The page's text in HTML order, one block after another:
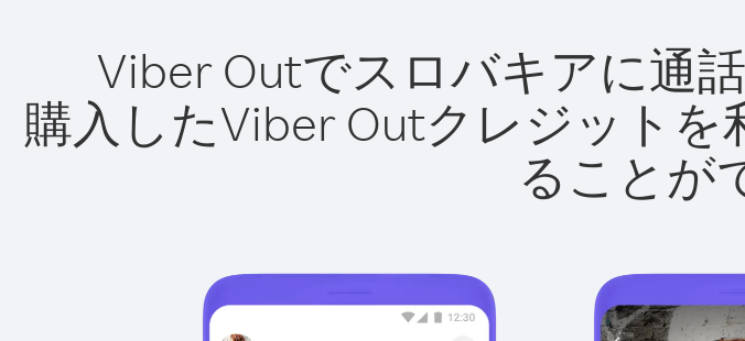
Viber Outでスロバキアに通
購入したViber Outクレジット
ることが